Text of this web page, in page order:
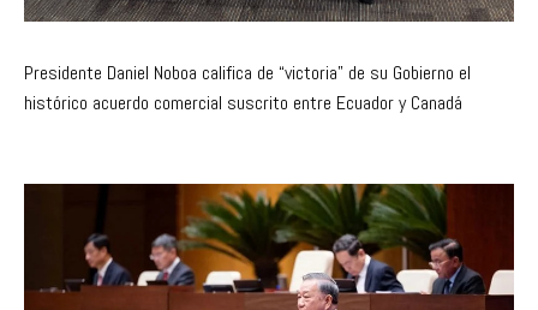
Presidente Daniel Noboa califica de “victoria” de su Gobierno el
histórico acuerdo comercial suscrito entre Ecuador y Canadá